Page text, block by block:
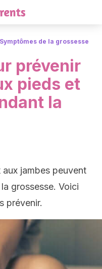
Symptômes de la grossesse
prévenir
pieds et
la
jambes peuvent
grossesse. Voici
prévenir.